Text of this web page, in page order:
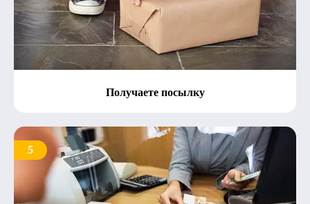
Получаете посылку
5